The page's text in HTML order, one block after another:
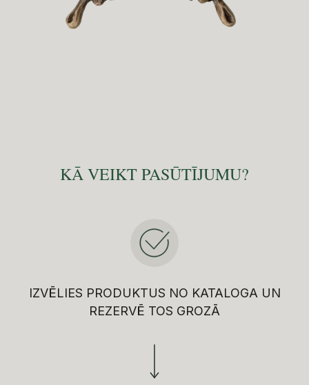
KĀ VEIKT PASŪTĪJUMU?
IZVĒLIES PRODUKTUS NO KATALOGA UN
REZERVĒ TOS GROZĀ